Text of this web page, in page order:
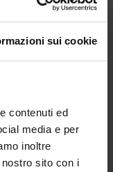
sui cookie
contenuti ed
media e per
inoltre
sito con i
è lì per
dissetato